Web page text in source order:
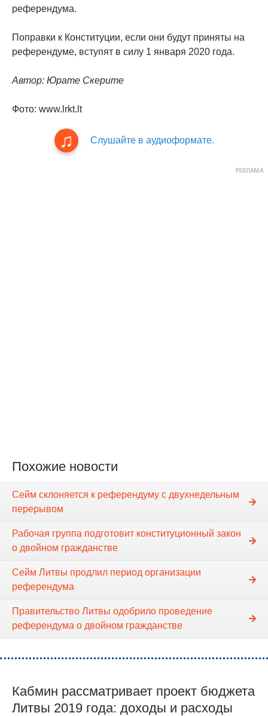
референдума.
Поправки к Конституции, если они будут приняты на
референдуме, вступят в силу 1 января 2020 года.
Автор: Юрате Скерите
Фото: www.lrkt.lt
Слушайте в аудиоформате.
Похожие новости
Сейм склоняется к референдуму с двухнедельным
перерывом
Рабочая группа подготовит конституционный закон
о двойном гражданстве
Сейм Литвы продлил период организации
референдума
Правительство Литвы одобрило проведение
референдума о двойном гражданстве
Кабмин рассматривает проект бюджета
Литвы 2019 года: доходы и расходы